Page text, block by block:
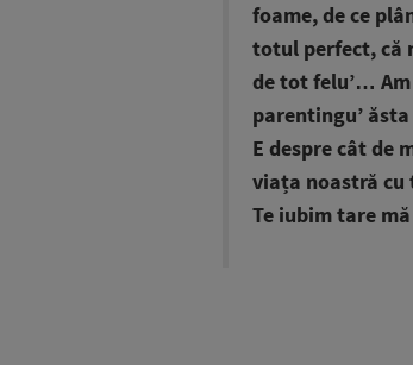
foame, de ce
totul perfect, că
de tot felu’…
parentingu’
E despre cât de
viața noastră
Te iubim tare